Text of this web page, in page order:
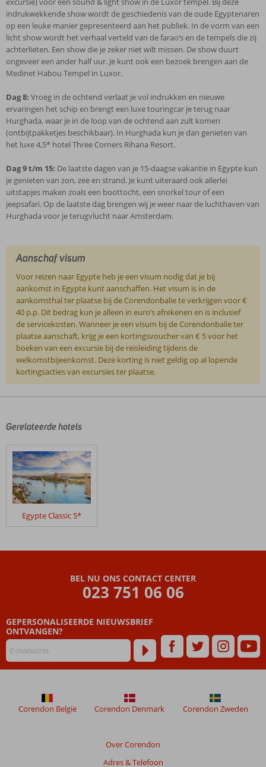
indrukwekkende show wordt de geschiedenis van de oude Egyptenaren
op een leuke manier gepresenteerd aan het publiek. In de vorm van een
licht show wordt het verhaal verteld van de farao‘s en de tempels die zij
achterlieten. Een show die je zeker niet wilt missen. De show duurt
ongeveer een ander half uur. Je kunt ook een bezoek brengen aan de
Medinet Habou Tempel in Luxor.
Dag 8: Vroeg in de ochtend verlaat je vol indrukken en nieuwe
ervaringen het schip en brengt een luxe touringcar je terug naar
Hurghada, waar je in de loop van de ochtend aan zult komen
(ontbijtpakketjes beschikbaar). In Hurghada kun je dan genieten van
het luxe 4,5* hotel Three Corners Rihana Resort.
Dag 9 t/m 15: De laatste dagen van je 15-daagse vakantie in Egypte kun
je genieten van zon, zee en strand. Je kunt uiteraard ook allerlei
uitstapjes maken zoals een boottocht, een snorkel tour of een
jeepsafari. Op de laatste dag brengen wij je weer naar de luchthaven van
Hurghada voor je terugvlucht naar Amsterdam.
Aanschaf visum
Voor reizen naar Egypte heb je een visum nodig dat je bij
aankomst in Egypte kunt aanschaffen. Het visum is in de
aankomsthal ter plaatse bij de Corendonbalie te verkrijgen voor €
40 p.p. Dit bedrag kun je alleen in euro’s afrekenen en is inclusief
de servicekosten. Wanneer je een visum bij de Corendonbalie ter
plaatse aanschaft, krijg je een kortingsvoucher van € 5 voor het
boeken van een excursie bij de reisleiding tijdens de
welkomstbijeenkomst. Deze korting is niet geldig op al lopende
kortingsacties van excursies ter plaatse.
door
klanten
geschreven
na
hun
verblijf
Nijlcruise
Beoordelingen
die
dan
maanden
worden
Gerelateerde hotels
Egypte Classic 5*
BEL NU ONS CONTACT CENTER
023 751 06 06
GEPERSONALISEERDE NIEUWSBRIEF
ONTVANGEN?
Over Corendon
Adres & Telefoon
Corendon België Corendon Denmark Corendon Zweden